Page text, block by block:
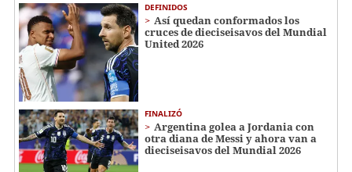
DEFINIDOS
Así quedan conformados los
cruces de dieciseisavos del Mundial
United 2026
FINALIZÓ
Argentina golea a Jordania con
otra diana de Messi y ahora van a
dieciseisavos del Mundial 2026